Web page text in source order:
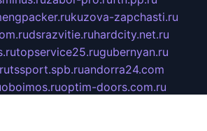
kuzova-zapchasti.ru
dsrazvitie.ruhardcity.net.ru
topservice25.rugubernyan.ru
tssport.spb.ruandorra24.com
oboimos.ruoptim-doors.com.ru